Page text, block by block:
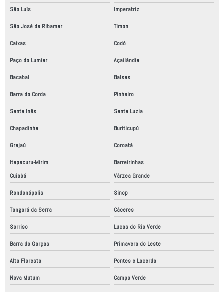
São Luís
Imperatriz
São José de Ribamar Timon
Caixas Codó
Paço do Lumiar Açailândia
Bacabal Balsas
Barra do Corda Pinheiro
Santa Inês Santa Luzia
Chapadinha Buriticupú
Grajaú Coroatá
Itapecuru-Mirim
Barreirinhas
Cuiabá
Várzea Grande
Rondonópolis Sinop
Tangará da Serra Cáceres
Sorriso Lucas do Rio Verde
Barra do Garças Primavera do Leste
Alta Floresta Pontes e Lacerda
Nova Mutum Campo Verde